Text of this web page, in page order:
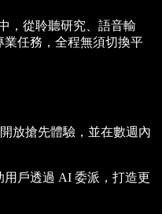
，從聆聽研究、語音輸
業任務，全程無須切換平
放搶先體驗，並在數週內
戶透過 AI 委派，打造更